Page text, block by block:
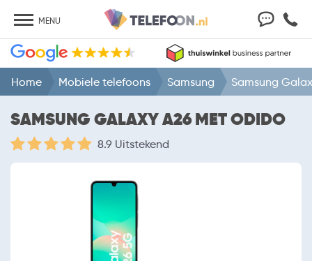
MENU
Home Mobiele telefoons Samsung Samsung
SAMSUNG GALAXY A26 MET ODIDO
8.9 Uitstekend